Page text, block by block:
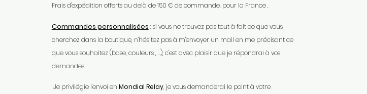
Frais d'expédition offerts au delà de 150 € de commande. pour la France .
Commandes personnalisées : si vous ne trouvez pas tout à fait ce que vous
cherchez dans la boutique, n'hésitez pas à m'envoyer un mail en me précisant ce
que vous souhaitez (base, couleurs , …), c'est avec plaisir que je répondrai à vos
demandes.
Je privilégie l'envoi en Mondial Relay, je vous demanderai le point à votre